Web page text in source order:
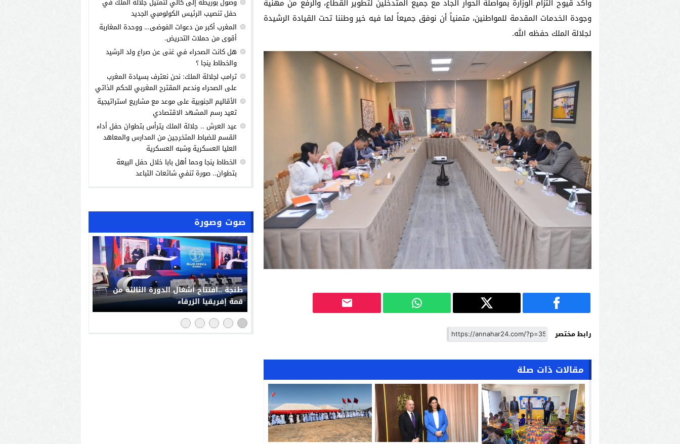
وأكد قيوح التزام الوزارة بمواصلة الحوار الجاد مع جميع المتدخلين لتطوير القطاع، والرفع من مهنية
وجودة الخدمات المقدمة للمواطنين، متمنياً أن نوفق جميعاً لما فيه خير وطننا تحت القيادة الرشيدة
لجلالة الملك حفظه الله.
رابط مختصر
مقالات ذات صلة
صوت وصورة
طنجة ..افتتاح أشغال الدورة الثالثة من
قمة إفريقيا الزرقاء
حفل تنصيب الرئيس الكولومبي الجديد
المغرب أكبر من دعوات الفوضى… ووحدة المغاربة
أقوى من حملات التحريض.
هل كانت الصحراء في غنى عن صراع ولد الرشيد
والخطاط ينجا ؟
ترامب لجلالة الملك: نحن نعترف بسيادة المغرب
على الصحراء وندعم المقترح المغربي للحكم الذاتي
الأقاليم الجنوبية على موعد مع مشاريع استراتيجية
تعيد رسم المشهد الاقتصادي
عيد العرش .. جلالة الملك يترأس بتطوان حفل أداء
القسم للضباط المتخرجين من المدارس والمعاهد
العليا العسكرية وشبه العسكرية
الخطاط ينجا وحما أهل بابا خلال حفل البيعة
بتطوان.. صورة تنفي شائعات التباعد